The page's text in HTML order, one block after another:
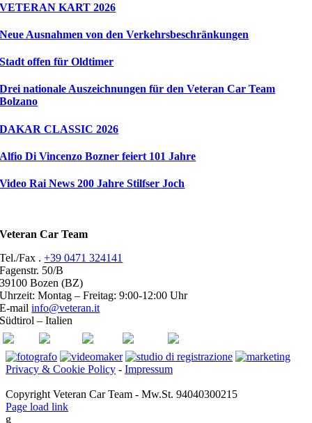
VETERAN KART 2026
Neue Ausnahmen von den Verkehrsbeschränkungen
Stadt offen für Oldtimer
Drei nationale Auszeichnungen für den Veteran Car Team
Bolzano
DAKAR CLASSIC 2026
Alfio Di Vincenzo Bozner feiert 101 Jahre
Video Rai News 200 Jahre Stilfser Joch
Veteran Car Team
Tel./Fax .+39 0471 324141
Fagenstr. 50/B
39100 Bozen (BZ)
Uhrzeit: Montag – Freitag: 9:00-12:00 Uhr
E-mailinfo@veteran.it
Südtirol – Italien
ASI
FIVA ACI youtube facebook
Privacy & Cookie Policy - Impressum
Copyright Veteran Car Team - Mw.St. 94040300215
Page load link
g